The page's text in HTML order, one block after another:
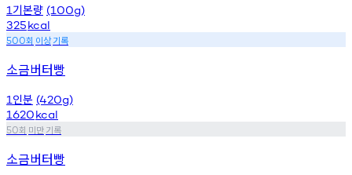
1 기본량 (100g)
325kcal
500회 이상기록
소금버터빵
1 인분 (420g)
1620kcal
50회 미만기록
소금버터빵